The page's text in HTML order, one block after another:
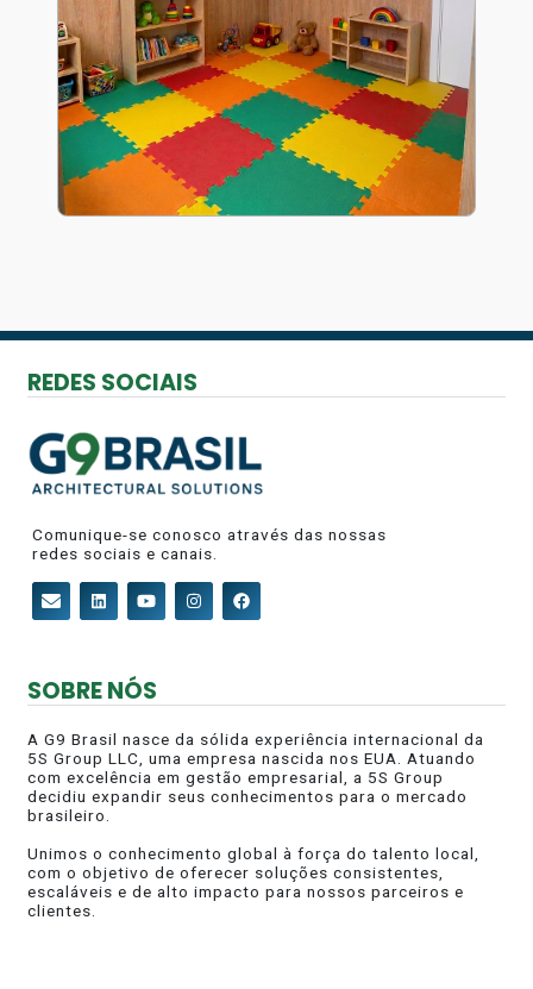
REDES SOCIAIS
Comunique-se conosco através das nossas
redes sociais e canais.
SOBRE NÓS
A G9 Brasil nasce da sólida experiência internacional da
5S Group LLC, uma empresa nascida nos EUA. Atuando
com excelência em gestão empresarial, a 5S Group
decidiu expandir seus conhecimentos para o mercado
brasileiro.
Unimos o conhecimento global à força do talento local,
com o objetivo de oferecer soluções consistentes,
escaláveis e de alto impacto para nossos parceiros e
clientes.